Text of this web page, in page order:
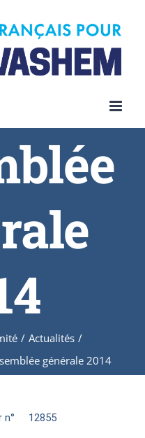
/ Actualités /
générale 2014
n° 12855